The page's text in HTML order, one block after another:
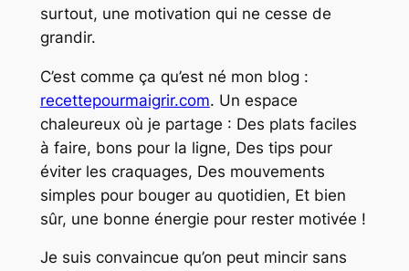
surtout, une motivation qui ne cesse de
grandir.
C’est comme ça qu’est né mon blog :
recettepourmaigrir.com. Un espace
chaleureux où je partage : Des plats faciles
à faire, bons pour la ligne, Des tips pour
éviter les craquages, Des mouvements
simples pour bouger au quotidien, Et bien
sûr, une bonne énergie pour rester motivée !
Je suis convaincue qu’on peut mincir sans